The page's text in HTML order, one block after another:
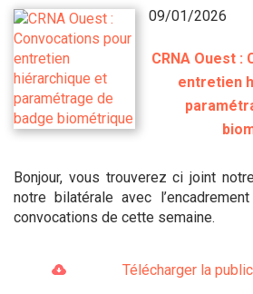
09/01/2026
CRNA Ouest :
entretien
Bonjour, vous trouverez ci joint
notre bilatérale avec
convocations de cette semaine.
Télécharger la